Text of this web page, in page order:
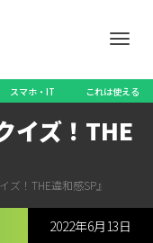
ゲ
スマホ・IT これは使える
イズ！THE
ズ！THE違和感SP』
2022年6月13日